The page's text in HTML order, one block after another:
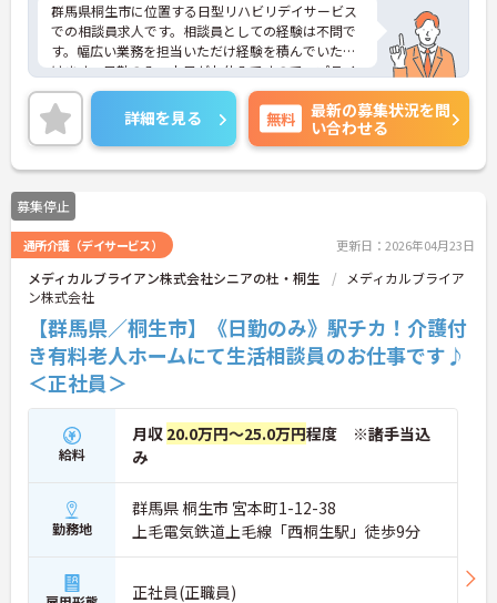
群馬県桐生市に位置する日型リハビリデイサービス
での相談員求人です。相談員としての経験は不問で
す。幅広い業務を担当いただけ経験を積んでいただ
けます。日勤のみ、土日がお休みですので、プライ
ベートとの両立もしやすいです。ご興味ある方に
は、面接対策ポイントなど、さらに詳細をお話しい
たしますのでお気軽にご相談ください！
詳細を見る 無料
最新の募集状況を問
い合わせる
募集停止
通所介護（デイサービス） 更新日：2026年04月23日
メディカルブライアン株式会社シニアの杜・桐生
メディカルブライア
ン株式会社
【群馬県／桐生市】《日勤のみ》駅チカ！介護付
き有料老人ホームにて生活相談員のお仕事です♪
＜正社員＞
給料
月収 20.0万円～25.0万円程度 ※諸手当込
み
勤務地
群馬県 桐生市 宮本町1-12-38
上毛電気鉄道上毛線「西桐生駅」徒歩9分
正社員(正職員)